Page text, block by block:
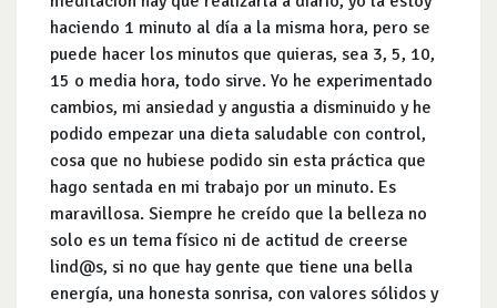
haciendo 1 minuto al día a la misma hora, pero se
puede hacer los minutos que quieras, sea 3, 5, 10,
15 o media hora, todo sirve. Yo he experimentado
cambios, mi ansiedad y angustia a disminuido y he
podido empezar una dieta saludable con control,
cosa que no hubiese podido sin esta práctica que
hago sentada en mi trabajo por un minuto. Es
maravillosa. Siempre he creído que la belleza no
solo es un tema físico ni de actitud de creerse
lind@s, si no que hay gente que tiene una bella
energía, una honesta sonrisa, con valores sólidos y